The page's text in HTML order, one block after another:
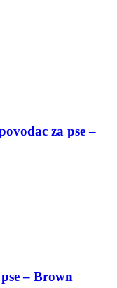
za pse –
– Brown